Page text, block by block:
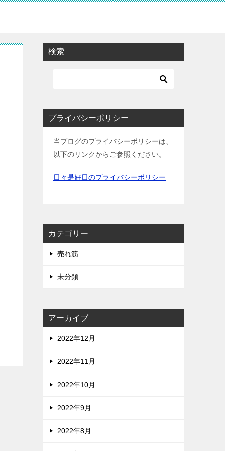
検索
プライバシーポリシー
当ブログのプライバシーポリシーは、
以下のリンクからご参照ください。
日々是好日のプライバシーポリシー
カテゴリー
売れ筋
未分類
アーカイブ
2022年12月
2022年11月
2022年10月
2022年9月
2022年8月